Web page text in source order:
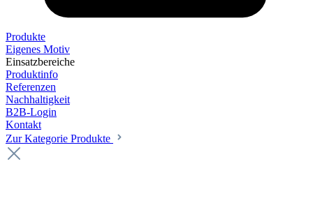
Produkte
Eigenes Motiv
Einsatzbereiche
Produktinfo
Referenzen
Nachhaltigkeit
B2B-Login
Kontakt
Zur Kategorie Produkte